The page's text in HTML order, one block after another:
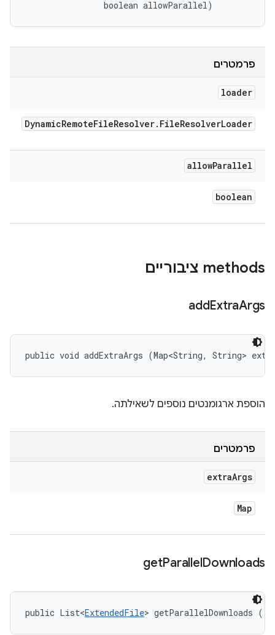
                boolean allowParallel)
פרמטרים
loader
DynamicRemoteFileResolver. FileResolverLoader
allowParallel
boolean
‫methods ציבוריים
addExtraArgs
public void addExtraArgs (Map<String, String>
הוספת ארגומנטים נוספים לשאילתה.
פרמטרים
extraArgs
Map
getParallelDownloads
public List<ExtendedFile> getParallelDownloads ()